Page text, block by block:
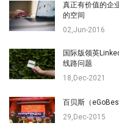
真正有价值的企
的空间
02,Jun-2016
国际版领英
线路问题
18,Dec-2021
百贝斯（
29,Dec-2015